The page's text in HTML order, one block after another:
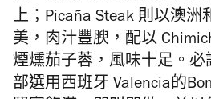
上；Picaña Steak 則以澳洲
美，肉汁豐腴， 配以
煙燻茄子蓉，風味十足。必
部選用西班牙 Valencia的